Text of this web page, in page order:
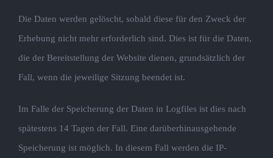
Die Daten werden gelöscht, sobald diese für den Zweck der
Erhebung nicht mehr erforderlich sind. Dies ist für die Daten,
die der Bereitstellung der Website dienen, grundsätzlich der
Fall, wenn die jeweilige Sitzung beendet ist.
Im Falle der Speicherung der Daten in Logfiles ist dies nach
spätestens 14 Tagen der Fall. Eine darüberhinausgehende
Speicherung ist möglich. In diesem Fall werden die IP-